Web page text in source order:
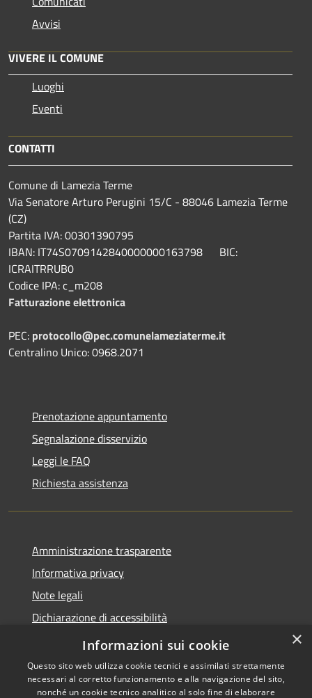
Avvisi
VIVERE IL COMUNE
Luoghi
Eventi
CONTATTI
Comune di Lamezia Terme
Via Senatore Arturo Perugini 15/C - 88046 Lamezia Terme
(CZ)
Partita IVA: 00301390795
IBAN: IT74S0709142840000000163798 BIC:
ICRAITRRUB0
Codice IPA: c_m208
Fatturazione elettronica
PEC: protocollo@pec.comunelameziaterme.it
Centralino Unico: 0968.2071
Prenotazione appuntamento
Segnalazione disservizio
Leggi le FAQ
Richiesta assistenza
Amministrazione trasparente
Informativa privacy
Note legali
Dichiarazione di accessibilità
Feedback accessibilità
×
Informazioni sui cookie
Questo sito web utilizza cookie tecnici e assimilati strettamente
necessari al corretto funzionamento e alla navigazione del sito,
nonché un cookie tecnico analitico al solo fine di elaborare